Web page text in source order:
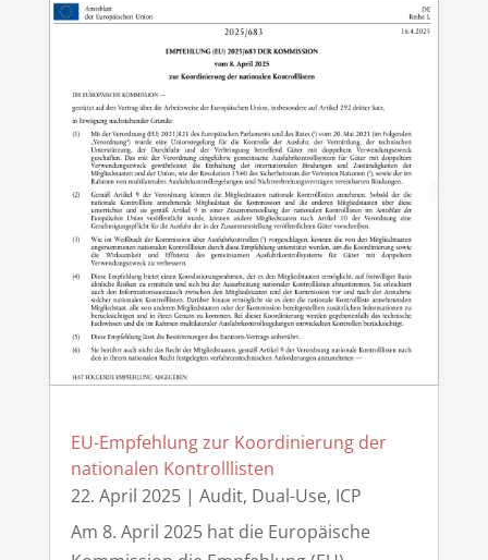
EU-Empfehlung zur Koordinierung der
nationalen Kontrolllisten
22. April 2025| Audit, Dual-Use, ICP
Am 8. April 2025 hat die Europäische